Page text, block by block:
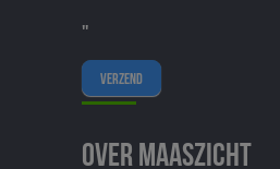
"
Over Maaszicht